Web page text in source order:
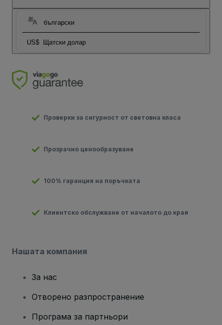
български
US$ Щатски долар
Проверки за сигурност от световна класа
Прозрачно ценообразуване
100% гаранция на поръчката
Клиентско обслужване от началото до края
Нашата компания
За нас
Отворено разпространение
Програма за партньори